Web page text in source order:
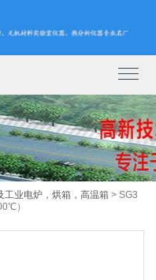
工业电炉，烘箱，高温箱 > SG3
）